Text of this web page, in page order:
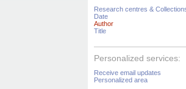
Research centres &
Date
Author
Title
Personalized services:
Receive email updates
Personalized area